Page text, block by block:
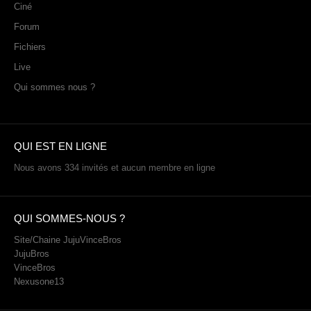
Réalisations 3D
HARD & SOFT
Unboxing
Reviews
Tutoriels
ARRM (Gamelist, Roms manager, Scraper)
Videos Turorials ARRM
FICHIERS
Ciné
Forum
Fichiers
Live
Qui sommes nous ?
QUI EST EN LIGNE
Nous avons 334 invités et aucun membre en ligne
QUI SOMMES-NOUS ?
Site/Chaine JujuVinceBros
JujuBros
VinceBros
Nexusone13